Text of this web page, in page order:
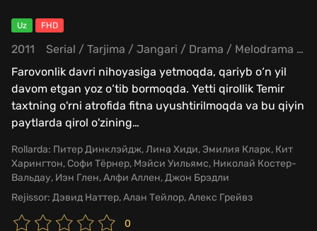
Uz FHD
2011 Serial / Tarjima / Jangari / Drama / Melodrama
Farovonlik davri nihoyasiga yetmoqda, qariyb o‘n yil
davom etgan yoz o‘tib bormoqda. Yetti qirollik Temir
taxtning o'rni atrofida fitna uyushtirilmoqda va bu qiyin
paytlarda qirol o'zining…
Rollarda: Питер Динклэйдж, Лина Хиди, Эмилия Кларк, Кит
Харингтон, Софи Тёрнер, Мэйси Уильямс, Николай Костер-
Вальдау, Иэн Глен, Алфи Аллен, Джон Брэдли
Rejissor: Дэвид Наттер, Алан Тейлор, Алекс Грейвз
0